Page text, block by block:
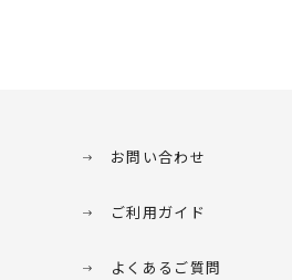
お問い合わせ
ご利用ガイド
よくあるご質問